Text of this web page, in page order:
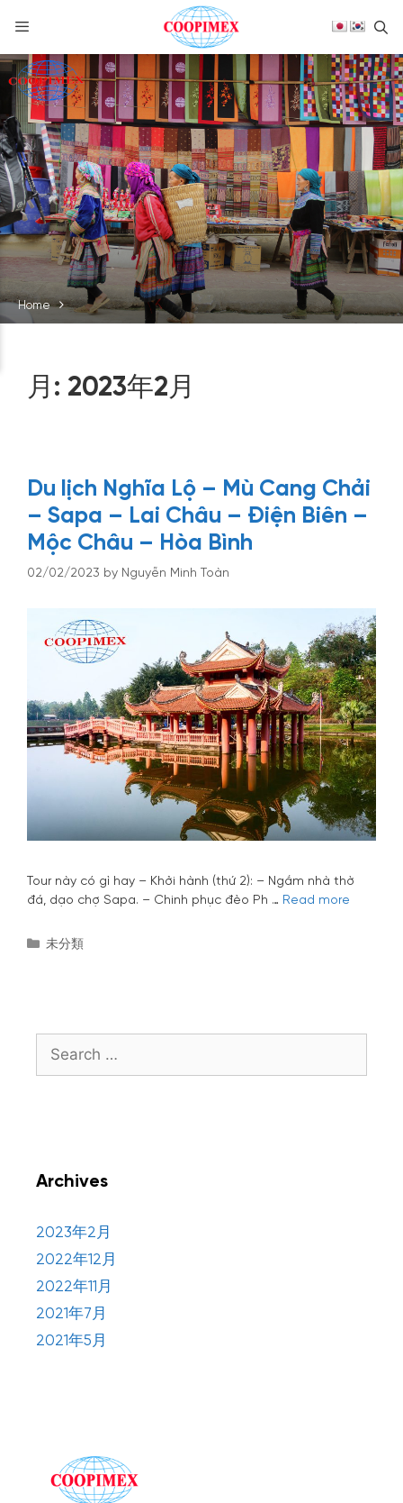
Skip
to
content
Home
月: 2023年2月
Du lịch Nghĩa Lộ – Mù Cang Chải
– Sapa – Lai Châu – Điện Biên –
Mộc Châu – Hòa Bình
02/02/2023 by Nguyễn Minh Toàn
Tour này có gì hay – Khởi hành (thứ 2): – Ngắm nhà thờ
đá, dạo chợ Sapa. – Chinh phục đèo Ph … Read more
Chải
Categories
未分類
Search
for:
Archives
2023年2月
2022年12月
2022年11月
2021年7月
2021年5月
Số điện thoại
Email
Nội dung